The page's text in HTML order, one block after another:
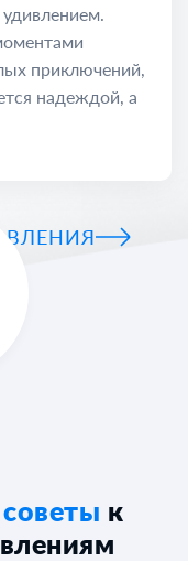
приключений,
надеждой, а
к